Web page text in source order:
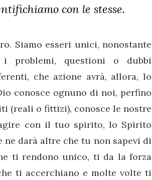
con le stesse.
Siamo esseri unici, nonostante
problemi, questioni o dubbi
che azione avrà, allora, lo
conosce ognuno di noi, perfino
(reali o fittizi), conosce le nostre
con il tuo spirito, lo Spirito
darà altre che tu non sapevi di
ti rendono unico, ti da la forza
ti accerchiano e molte volte ti